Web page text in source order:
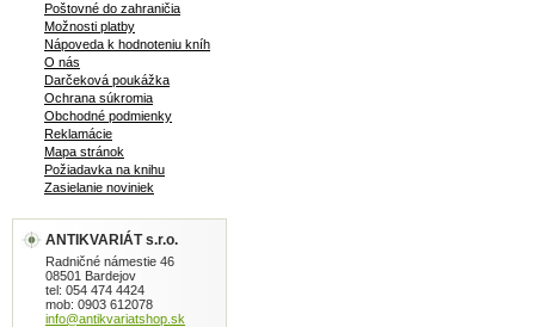
Poštovné do zahraničia
Možnosti platby
Nápoveda k hodnoteniu kníh
O nás
Darčeková poukážka
Ochrana súkromia
Obchodné podmienky
Reklamácie
Mapa stránok
Požiadavka na knihu
Zasielanie noviniek
ANTIKVARIÁT s.r.o.
Radničné námestie 46
08501 Bardejov
tel: 054 474 4424
mob: 0903 612078
info@antikvariatshop.sk